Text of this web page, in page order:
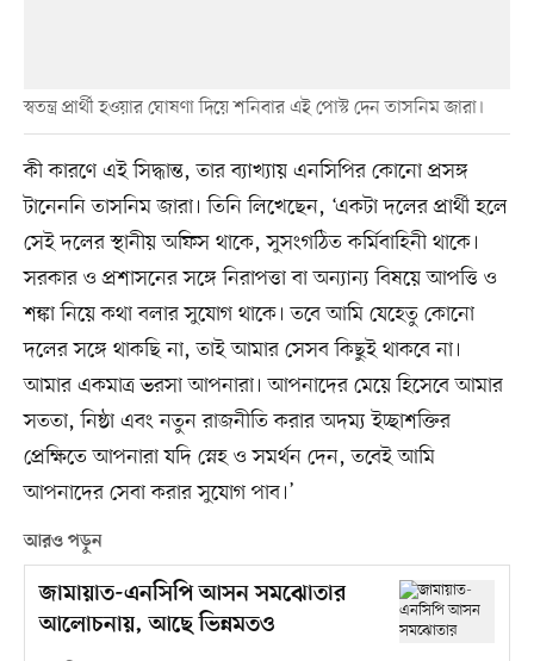
স্বতন্ত্র প্রার্থী হওয়ার ঘোষণা দিয়ে শনিবার এই পোস্ট দেন তাসনিম জারা।
কী কারণে এই সিদ্ধান্ত, তার ব্যাখ্যায় এনসিপির কোনো প্রসঙ্গ
টানেননি তাসনিম জারা। তিনি লিখেছেন, ‘একটা দলের প্রার্থী হলে
সেই দলের স্থানীয় অফিস থাকে, সুসংগঠিত কর্মিবাহিনী থাকে।
সরকার ও প্রশাসনের সঙ্গে নিরাপত্তা বা অন্যান্য বিষয়ে আপত্তি ও
শঙ্কা নিয়ে কথা বলার সুযোগ থাকে। তবে আমি যেহেতু কোনো
দলের সঙ্গে থাকছি না, তাই আমার সেসব কিছুই থাকবে না।
আমার একমাত্র ভরসা আপনারা। আপনাদের মেয়ে হিসেবে আমার
সততা, নিষ্ঠা এবং নতুন রাজনীতি করার অদম্য ইচ্ছাশক্তির
প্রেক্ষিতে আপনারা যদি স্নেহ ও সমর্থন দেন, তবেই আমি
আপনাদের সেবা করার সুযোগ পাব।’
আরও পড়ুন
জামায়াত-এনসিপি আসন সমঝোতার
আলোচনায়, আছে ভিন্নমতও